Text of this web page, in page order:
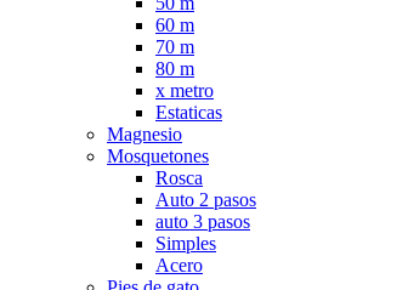
60 m
70 m
80 m
x metro
Estaticas
Magnesio
Mosquetones
Rosca
Auto 2 pasos
auto 3 pasos
Simples
Acero